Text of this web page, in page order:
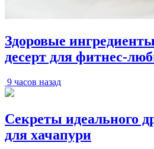
Здоровые
десерт для фитнес-
9 часов назад
Секреты идеального
для хачапури